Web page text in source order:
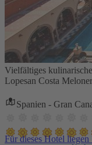
Vielfältiges
Lopesan Costa
Spanien - Gran
Für dieses Hotel